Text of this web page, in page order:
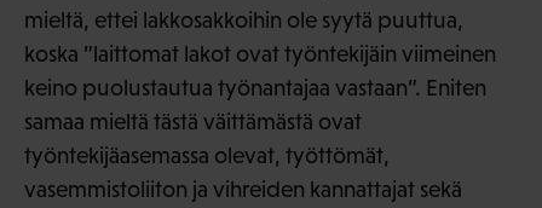
mieltä, ettei lakkosakkoihin ole syytä puuttua,
koska ”laittomat lakot ovat työntekijäin viimeinen
keino puolustautua työnantajaa vastaan”. Eniten
samaa mieltä tästä väittämästä ovat
työntekijäasemassa olevat, työttömät,
vasemmistoliiton ja vihreiden kannattajat sekä